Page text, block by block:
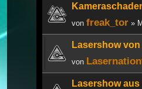
von freak_tor »
Lasershow
von
Lasershow